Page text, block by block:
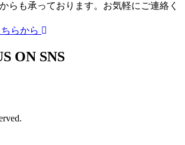
承っております。お気軽にご連絡く
らから
ON SNS